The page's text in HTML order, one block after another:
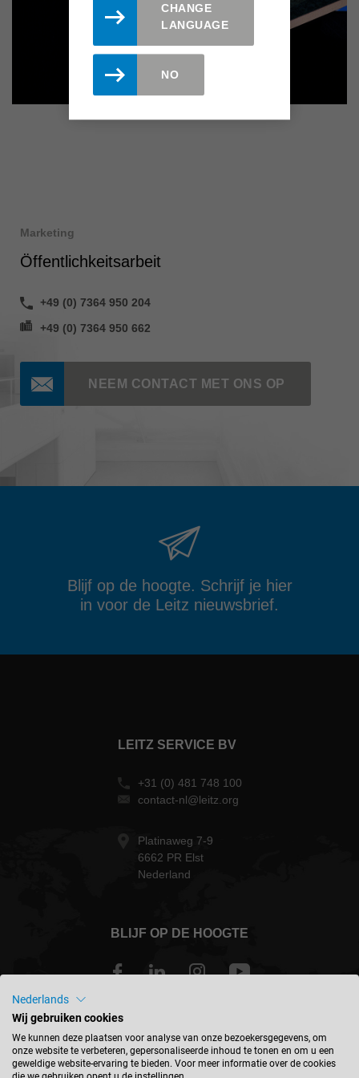
Marketing
Öffentlichkeitsarbeit
+49 (0) 7364 950 204
+49 (0) 7364 950 662
NEEM CONTACT MET ONS OP
Blijf op de hoogte. Schrijf je hier
in voor de Leitz nieuwsbrief.
LEITZ SERVICE BV
+31 (0) 481 748 100
contact-nl@leitz.org
Platinaweg 7-9
6662 PR Elst
Nederland
BLIJF OP DE HOOGTE
LOCATIE ZOEKEN
CHANGE
LANGUAGE
NO
Nederlands
Wij gebruiken cookies
We kunnen deze plaatsen voor analyse van onze bezoekersgegevens, om
onze website te verbeteren, gepersonaliseerde inhoud te tonen en om u een
geweldige website-ervaring te bieden. Voor meer informatie over de cookies